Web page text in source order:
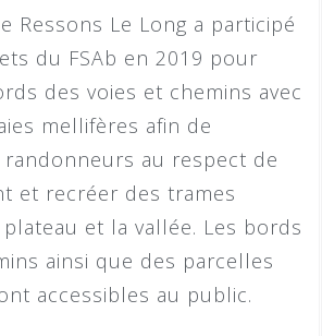
Ressons Le Long a participé
du FSAb en 2019 pour
des voies et chemins avec
mellifères afin de
au respect de
et recréer des trames
et la vallée. Les bords
ainsi que des parcelles
accessibles au public.